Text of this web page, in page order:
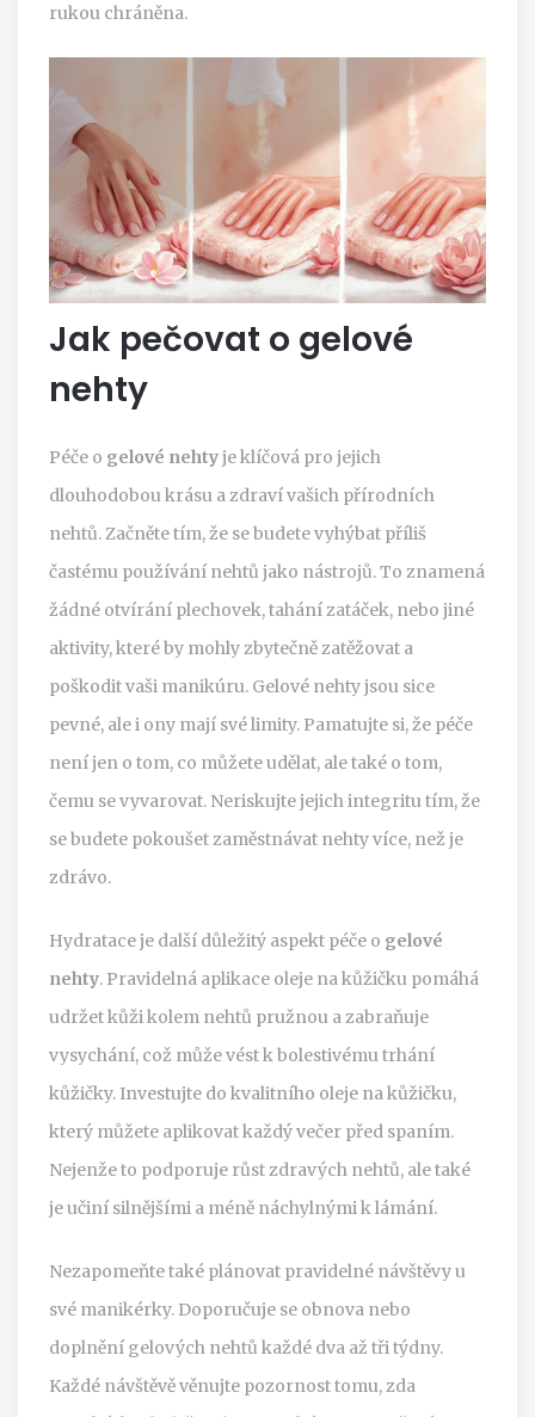
rukou chráněna.
Jak pečovat o gelové
nehty
Péče o gelové nehtyje klíčová pro jejich
dlouhodobou krásu a zdraví vašich přírodních
nehtů. Začněte tím, že se budete vyhýbat příliš
častému používání nehtů jako nástrojů. To znamená
žádné otvírání plechovek, tahání zatáček, nebo jiné
aktivity, které by mohly zbytečně zatěžovat a
poškodit vaši manikúru. Gelové nehty jsou sice
pevné, ale i ony mají své limity. Pamatujte si, že péče
není jen o tom, co můžete udělat, ale také o tom,
čemu se vyvarovat. Neriskujte jejich integritu tím, že
se budete pokoušet zaměstnávat nehty více, než je
zdrávo.
Hydratace je další důležitý aspekt péče o gelové
nehty. Pravidelná aplikace oleje na kůžičku pomáhá
udržet kůži kolem nehtů pružnou a zabraňuje
vysychání, což může vést k bolestivému trhání
kůžičky. Investujte do kvalitního oleje na kůžičku,
který můžete aplikovat každý večer před spaním.
Nejenže to podporuje růst zdravých nehtů, ale také
je učiní silnějšími a méně náchylnými k lámání.
Nezapomeňte také plánovat pravidelné návštěvy u
své manikérky. Doporučuje se obnova nebo
doplnění gelových nehtů každé dva až tři týdny.
Každé návštěvě věnujte pozornost tomu, zda